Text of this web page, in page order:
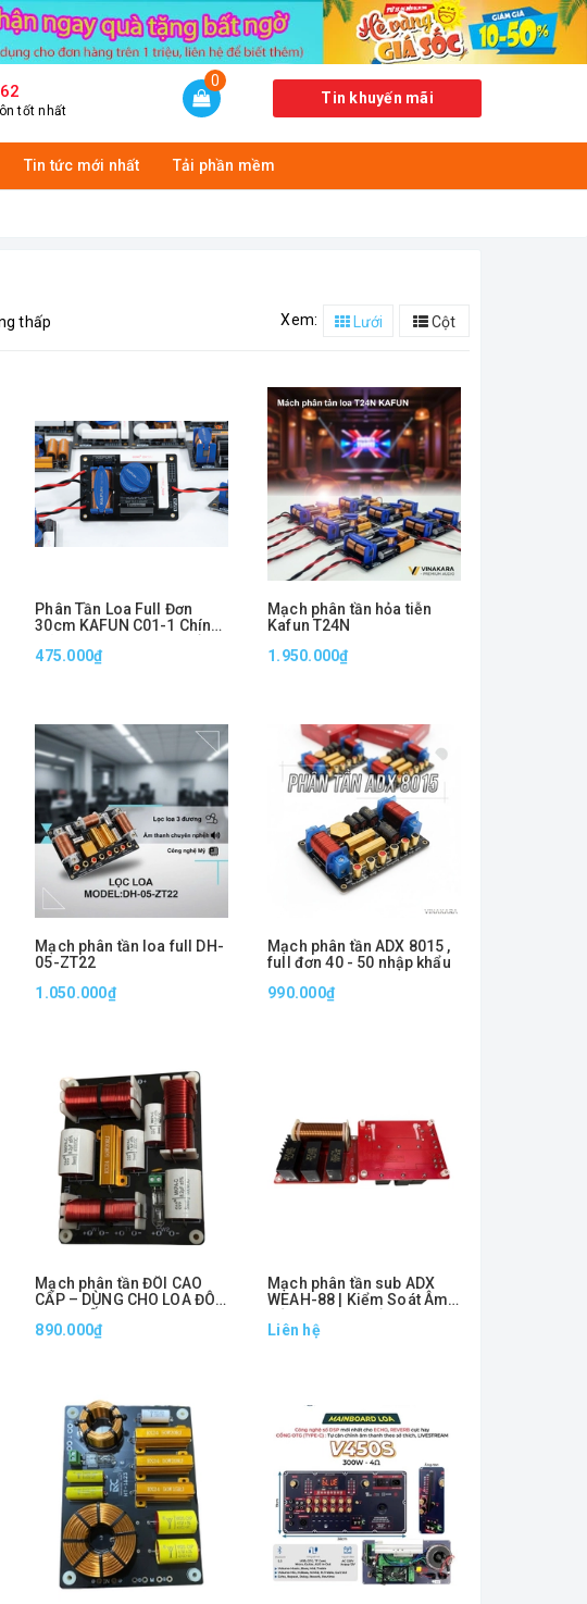
tốt nhất
0
Tin khuyến mãi
Tin tức mới nhất Tải phần mềm
thấp Xem: Lưới Cột
Phân Tần Loa Full Đơn
30cm KAFUN C01-1 Chính
Âm Thanh Ổn Định ( 1 CÁI)
475.000₫
Mạch phân tần hỏa tiễn
Kafun T24N
1.950.000₫
Mạch phân tần loa full DH-
05-ZT22
1.050.000₫
Mạch phân tần ADX 8015 ,
full đơn 40 - 50 nhập khẩu
990.000₫
Mạch phân tần ĐÔI CAO
CẤP – DÙNG CHO LOA ĐÔI
890.000₫
Mạch phân tần sub ADX
WEAH-88 | Kiểm Soát Âm
Liên hệ